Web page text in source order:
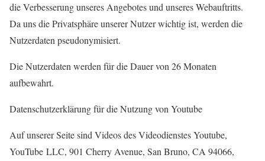
die Verbesserung unseres Angebotes und unseres Webauftritts.
Da uns die Privatsphäre unserer Nutzer wichtig ist, werden die
Nutzerdaten pseudonymisiert.
Die Nutzerdaten werden für die Dauer von 26 Monaten
aufbewahrt.
Datenschutzerklärung für die Nutzung von Youtube
Auf unserer Seite sind Videos des Videodienstes Youtube,
YouTube LLC, 901 Cherry Avenue, San Bruno, CA 94066,